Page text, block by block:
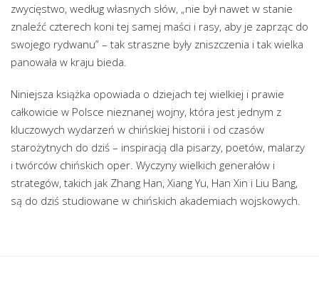
zwycięstwo, według własnych słów, „nie był nawet w stanie
znaleźć czterech koni tej samej maści i rasy, aby je zaprząc do
swojego rydwanu” – tak straszne były zniszczenia i tak wielka
panowała w kraju bieda.
Niniejsza książka opowiada o dziejach tej wielkiej i prawie
całkowicie w Polsce nieznanej wojny, która jest jednym z
kluczowych wydarzeń w chińskiej historii i od czasów
starożytnych do dziś – inspiracją dla pisarzy, poetów, malarzy
i twórców chińskich oper. Wyczyny wielkich generałów i
strategów, takich jak Zhang Han, Xiang Yu, Han Xin i Liu Bang,
są do dziś studiowane w chińskich akademiach wojskowych.